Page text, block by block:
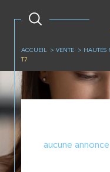
ACCUEIL VENTE HAUTES
T7
aucune